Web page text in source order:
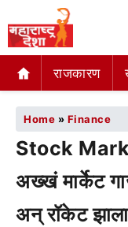
राजकारण
Home » Finance
Stock
अख्खं मार्केट
अन् रॉकेट